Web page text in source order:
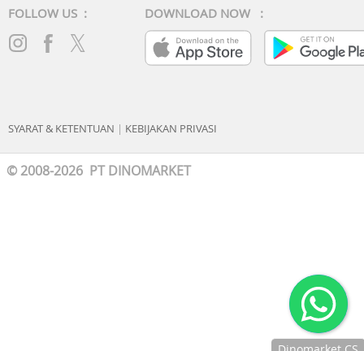
FOLLOW US : DOWNLOAD NOW :
SYARAT & KETENTUAN | KEBIJAKAN PRIVASI
© 2008-2026 PT DINOMARKET